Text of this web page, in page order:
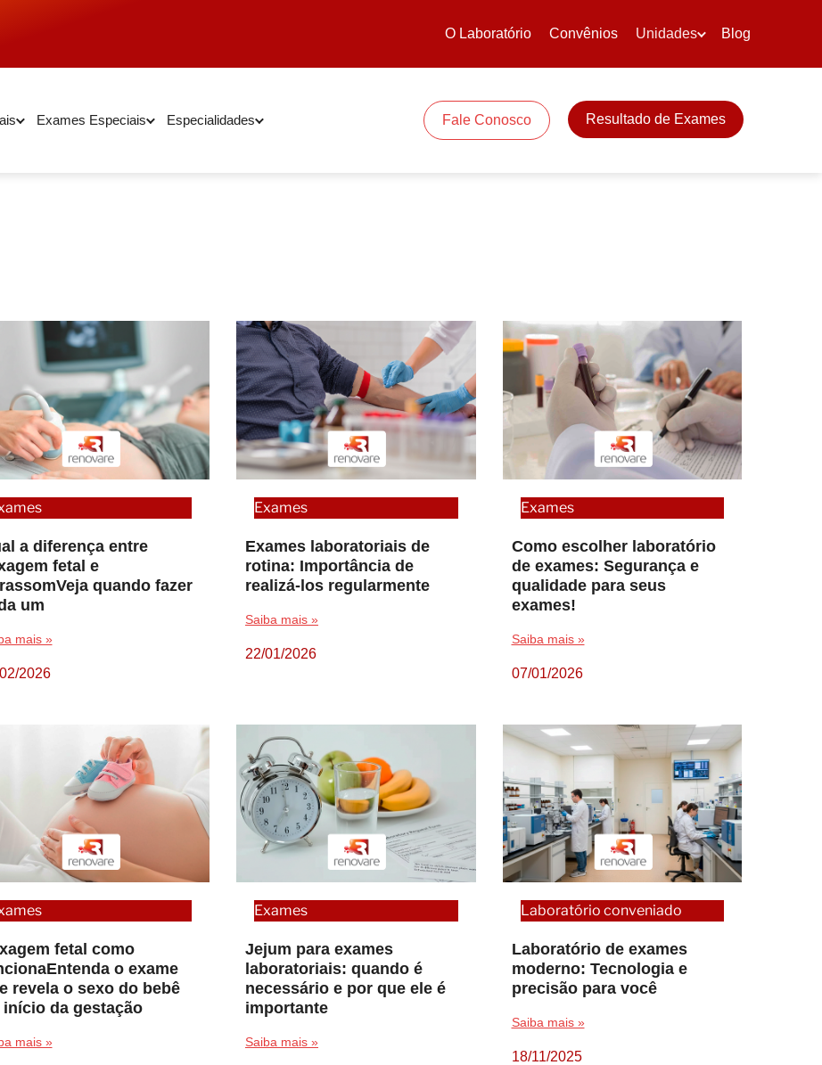
O Laboratório Convênios Unidades Blog
Exames Especiais Especialidades Fale Conosco Resultado de Exames
a diferença entre
fetal e
quando fazer
um
mais »
2026
Exames
Exames laboratoriais de
rotina: Importância de
realizá-los regularmente
Saiba mais »
22/01/2026
Exames
Como escolher laboratório
de exames: Segurança e
qualidade para seus
exames!
Saiba mais »
07/01/2026
fetal como
o exame
revela o sexo do bebê
início da gestação
mais »
Exames
Jejum para exames
laboratoriais: quando é
necessário e por que ele é
importante
Saiba mais »
Laboratório conveniado
Laboratório de exames
moderno: Tecnologia e
precisão para você
Saiba mais »
18/11/2025